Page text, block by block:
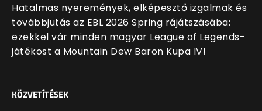
Hatalmas nyeremények, elképesztő izgalmak és
továbbjutás az EBL 2026 Spring rájátszásába:
ezekkel vár minden magyar League of Legends-
játékost a Mountain Dew Baron Kupa IV!
KÖZVETÍTÉSEK